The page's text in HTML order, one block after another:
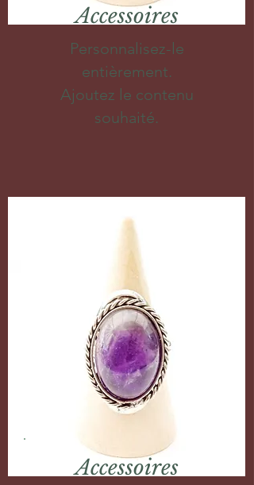
Accessoires
Personnalisez-le
entièrement.
Ajoutez le contenu
souhaité.
Accessoires